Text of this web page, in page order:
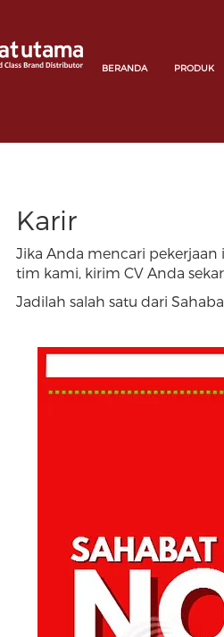
BERANDA PRODUK
Karir
Jika Anda mencari
tim kami, kirim CV Anda
Jadilah salah satu dari